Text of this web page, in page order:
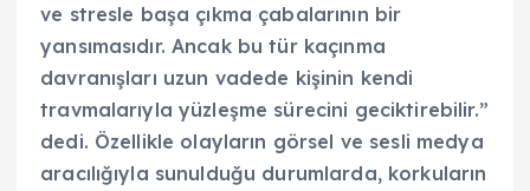
ve stresle başa çıkma çabalarının bir
yansımasıdır. Ancak bu tür kaçınma
davranışları uzun vadede kişinin kendi
travmalarıyla yüzleşme sürecini geciktirebilir.”
dedi. Özellikle olayların görsel ve sesli medya
aracılığıyla sunulduğu durumlarda, korkuların